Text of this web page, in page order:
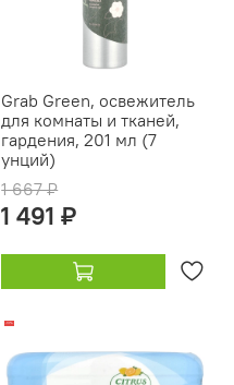
Grab Green, освежитель
для комнаты и тканей,
гардения, 201 мл (7
унций)
1 667 ₽
1 491 ₽
-13%